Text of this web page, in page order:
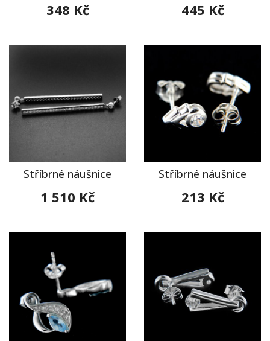
348 Kč 445 Kč
Stříbrné náušnice
1 510 Kč
Stříbrné náušnice
213 Kč